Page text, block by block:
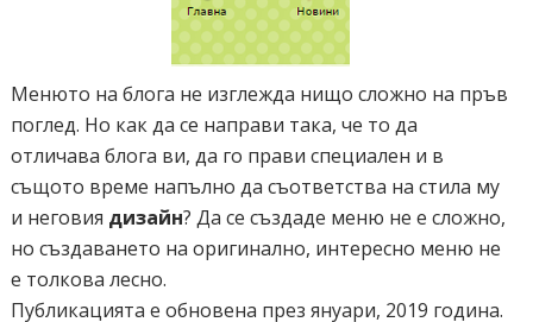
Менюто на блога не изглежда нищо сложно на пръв
поглед. Но как да се направи така, че то да
отличава блога ви, да го прави специален и в
същото време напълно да съответства на стила му
и неговия дизайн? Да се създаде меню не е сложно,
но създаването на оригинално, интересно меню не
е толкова лесно.
Публикацията е обновена през януари, 2019 година.